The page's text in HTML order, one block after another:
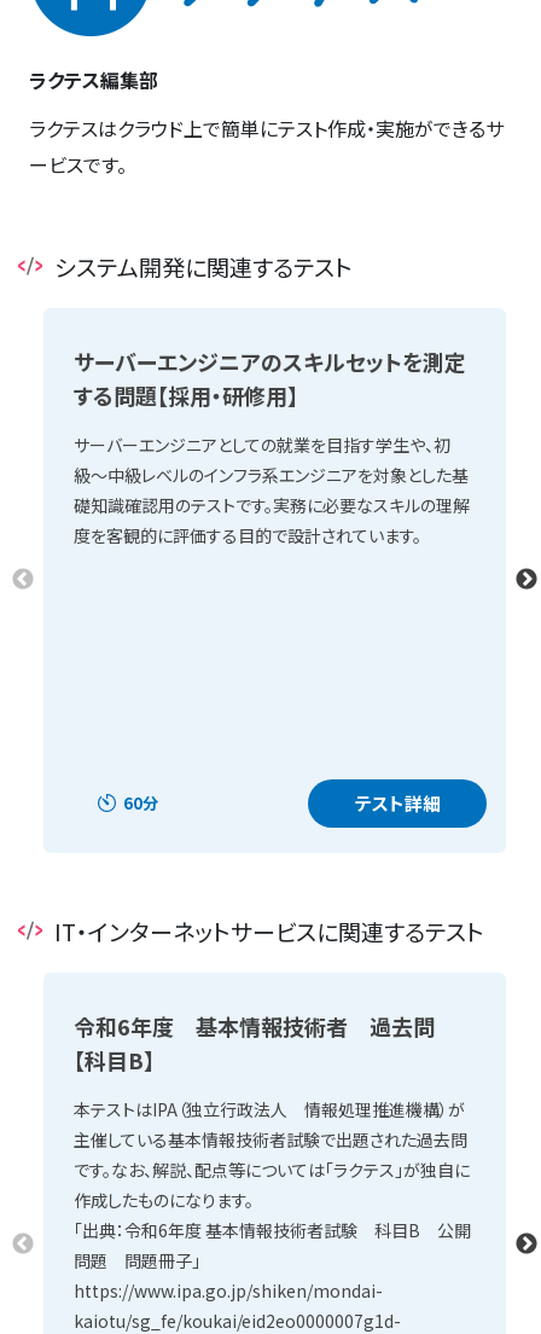
ラクテス編集部
ラクテスはクラウド上で簡単にテスト作成・実施ができるサ
ービスです。
システム開発に関連するテスト
サーバーエンジニアのスキルセットを測定
する問題【採用・研修用】
サーバーエンジニアとしての就業を目指す学生や、初
級〜中級レベルのインフラ系エンジニアを対象とした基
礎知識確認用のテストです。実務に必要なスキルの理解
度を客観的に評価する目的で設計されています。
60分 テスト詳細
IT・インターネットサービスに関連するテスト
令和6年度 基本情報技術者 過去問
【科目B】
本テストはIPA（独立行政法人 情報処理推進機構）が
主催している基本情報技術者試験で出題された過去問
です。なお、解説、配点等については「ラクテス」が独自に
作成したものになります。
「出典：令和6年度 基本情報技術者試験 科目B 公開
問題 問題冊子」
https://www.ipa.go.jp/shiken/mondai-
kaiotu/sg_fe/koukai/eid2eo0000007g1d-